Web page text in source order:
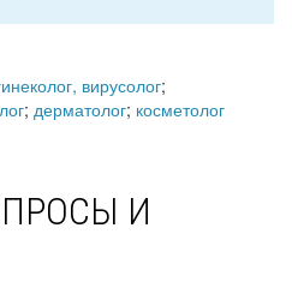
вирусолог;
; дерматолог; косметолог
И